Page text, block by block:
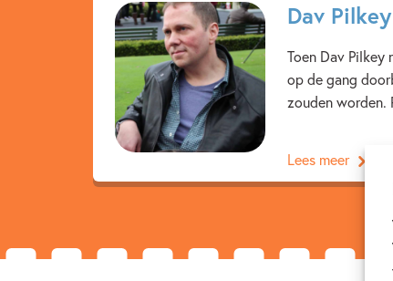
Dav Pilkey
Toen Dav
op de gang
zouden worden.
Lees meer